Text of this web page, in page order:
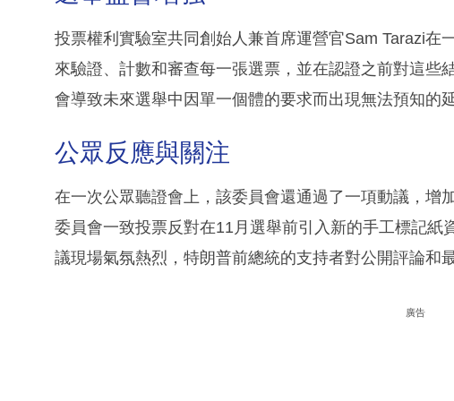
投票權利實驗室共同創始人兼首席運營官Sam Tarazi在
來驗證、計數和審查每一張選票，並在認證之前對這些
會導致未來選舉中因單一個體的要求而出現無法預知的延
公眾反應與關注
在一次公眾聽證會上，該委員會還通過了一項動議，增
委員會一致投票反對在11月選舉前引入新的手工標記紙
議現場氣氛熱烈，特朗普前總統的支持者對公開評論和
廣告